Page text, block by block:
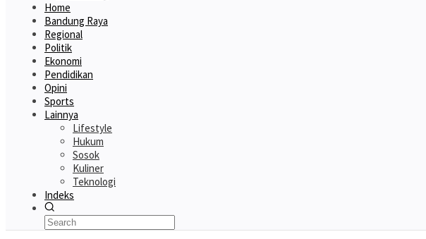
Home
Bandung Raya
Regional
Politik
Ekonomi
Pendidikan
Opini
Sports
Lainnya
Lifestyle
Hukum
Sosok
Kuliner
Teknologi
Indeks